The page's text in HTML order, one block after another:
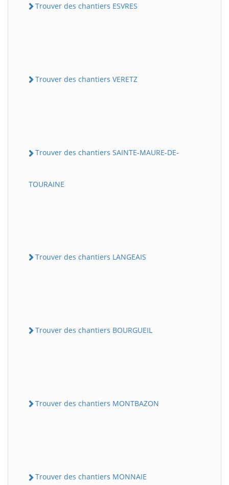
Trouver des chantiers ESVRES
Trouver des chantiers VERETZ
Trouver des chantiers SAINTE-MAURE-DE-
TOURAINE
Trouver des chantiers LANGEAIS
Trouver des chantiers BOURGUEIL
Trouver des chantiers MONTBAZON
Trouver des chantiers MONNAIE